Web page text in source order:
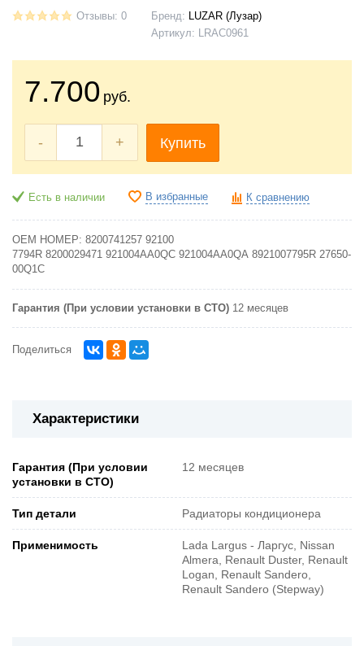
Отзывы: 0 Бренд: LUZAR (Лузар)
Артикул: LRAC0961
7.700 руб.
- + Купить
Есть в наличии В избранные К сравнению
OEM НОМЕР: 8200741257 92100
7794R 8200029471 921004AA0QC 921004AA0QA 8921007795R 27650-
00Q1C
Гарантия (При условии установки в СТО) 12 месяцев
Поделиться
Характеристики
Гарантия (При условии
установки в СТО)
12 месяцев
Тип детали Радиаторы кондиционера
Применимость
Lada Largus - Ларгус, Nissan
Almera, Renault Duster, Renault
Logan, Renault Sandero,
Renault Sandero (Stepway)